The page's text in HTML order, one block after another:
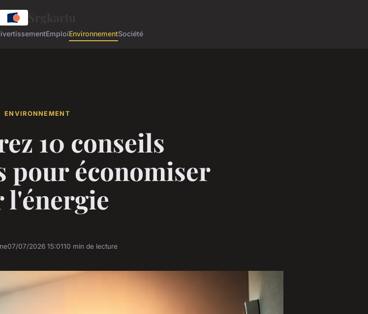
EmploiEnvironnementSociété
ENVIRONNEMENT
10 conseils
pour économiser
l'énergie
07/07/2026 15:0110 min de lecture